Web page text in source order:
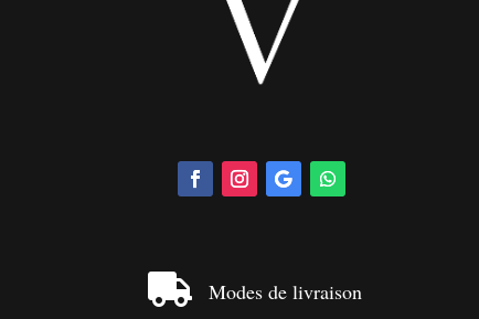
 Modes de livraison